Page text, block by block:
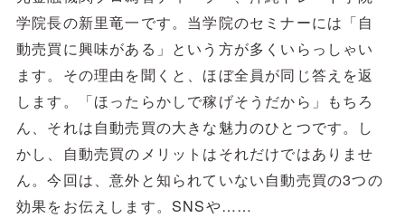
学院長の新里竜一です。当学院のセミナーには「自
動売買に興味がある」という方が多くいらっしゃい
ます。その理由を聞くと、ほぼ全員が同じ答えを返
します。「ほったらかしで稼げそうだから」もちろ
ん、それは自動売買の大きな魅力のひとつです。し
かし、自動売買のメリットはそれだけではありませ
ん。今回は、意外と知られていない自動売買の3つの
効果をお伝えします。SNSや……